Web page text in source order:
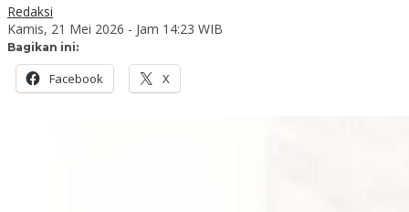
Redaksi
Kamis, 21 Mei 2026 - Jam 14:23 WIB
Bagikan ini:
Facebook X